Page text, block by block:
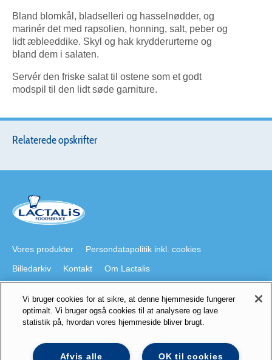
Bland blomkål, bladselleri og hasselnødder, og
marinér det med rapsolien, honning, salt, peber og
lidt æbleeddike. Skyl og hak krydderurterne og
bland dem i salaten.
Servér den friske salat til ostene som et godt
modspil til den lidt søde garniture.
Relaterede opskrifter
Vores produkter
Persondatapolitik inkl. cookies
Billedarkiv
Kontakt Om Lactalis
Besøg også
lactalis.dk
Foodservice på Youtube
galbani.dk
president.dk
staystrong.nu Lactalis på LinkedIn
Vi bruger cookies for at sikre, at denne hjemmeside fungerer
optimalt. Vi bruger også cookies til at analysere og lave
statistik på, hvordan vores hjemmeside bliver brugt.
OK til cookies
Afvis alle